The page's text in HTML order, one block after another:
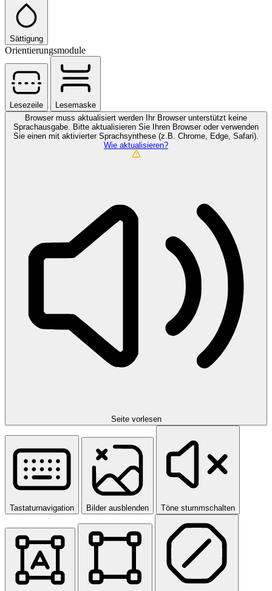
Sättigung
Orientierungsmodule
Lesezeile
Lesemaske
Browser muss aktualisiert werden
Ihr Browser unterstützt keine
Sprachausgabe. Bitte aktualisieren Sie Ihren Browser oder verwenden
Sie einen mit aktivierter Sprachsynthese (z.B. Chrome, Edge, Safari).
Wie aktualisieren?
Seite vorlesen
Tastaturnavigation Bilder ausblenden Töne stummschalten